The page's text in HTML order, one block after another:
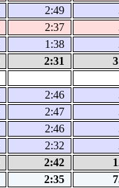
2:49
2:37
1:38
2:31
2:46
2:47
2:46
2:32
2:42
2:35